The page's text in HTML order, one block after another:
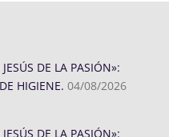
DE LA PASIÓN»:
HIGIENE. 04/08/2026
DE LA PASIÓN»: